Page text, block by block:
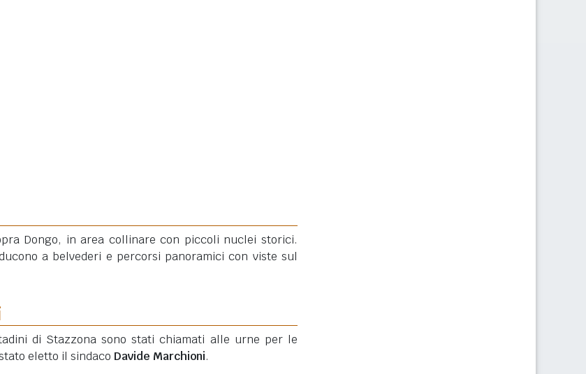
Dongo, in area collinare con piccoli nuclei storici.
a belvederi e percorsi panoramici con viste sul
di Stazzona sono stati chiamati alle urne per le
eletto il sindaco Davide Marchioni.